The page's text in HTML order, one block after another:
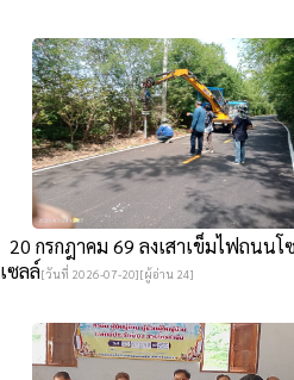
20 กรกฎาคม 69 ลงเสาเข็มไฟถนนโ
เซลล์[วันที่ 2026-07-20][ผู้อ่าน 24]